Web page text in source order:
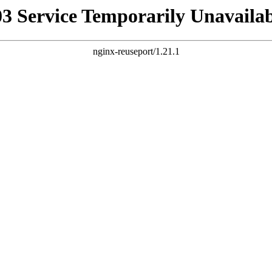
Service Temporarily
nginx-reuseport/1.21.1